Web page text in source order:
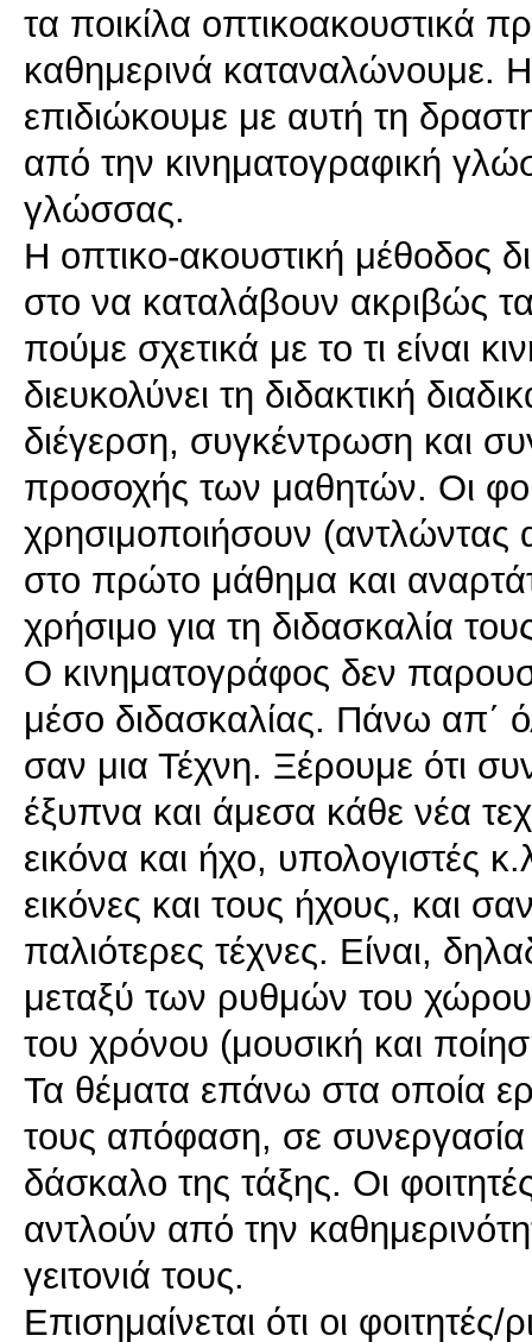
τα ποικίλα οπτικοακουστικά
καθημερινά καταναλώνουμε.
επιδιώκουμε με αυτή τη
από την κινηματογραφική
γλώσσας.
Η οπτικο-ακουστική μέθοδος
στο να καταλάβουν ακριβώς
πούμε σχετικά με το τι είναι
διευκολύνει τη διδακτική
διέγερση, συγκέντρωση και
προσοχής των μαθητών. Οι
χρησιμοποιήσουν (αντλώντας
στο πρώτο μάθημα και
χρήσιμο για τη διδασκαλία
Ο κινηματογράφος δεν
μέσο διδασκαλίας. Πάνω απ΄
σαν μια Τέχνη. Ξέρουμε ότι
έξυπνα και άμεσα κάθε νέα
εικόνα και ήχο, υπολογιστές
εικόνες και τους ήχους, και
παλιότερες τέχνες. Είναι,
μεταξύ των ρυθμών του
του χρόνου (μουσική και
Τα θέματα επάνω στα οποία
τους απόφαση, σε συνεργασία
δάσκαλο της τάξης. Οι
αντλούν από την
γειτονιά τους.
Επισημαίνεται ότι οι